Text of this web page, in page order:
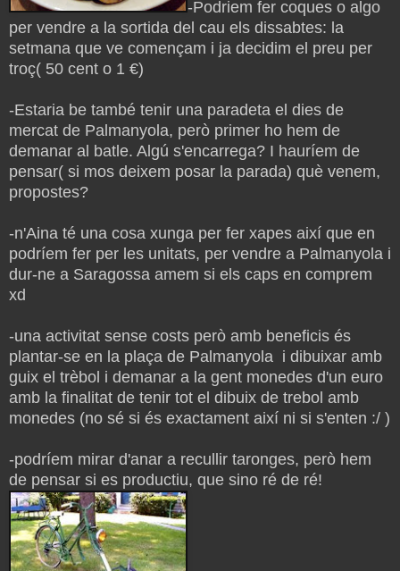
-Podriem fer coques o algo
per vendre a la sortida del cau els dissabtes: la
setmana que ve començam i ja decidim el preu per
troç( 50 cent o 1 €)
-Estaria be també tenir una paradeta el dies de
mercat de Palmanyola, però primer ho hem de
demanar al batle. Algú s'encarrega? I hauríem de
pensar( si mos deixem posar la parada) què venem,
propostes?
-n'Aina té una cosa xunga per fer xapes així que en
podríem fer per les unitats, per vendre a Palmanyola i
dur-ne a Saragossa amem si els caps en comprem
xd
-una activitat sense costs però amb beneficis és
plantar-se en la plaça de Palmanyola i dibuixar amb
guix el trèbol i demanar a la gent monedes d'un euro
amb la finalitat de tenir tot el dibuix de trebol amb
monedes (no sé si és exactament així ni si s'enten :/ )
-podríem mirar d'anar a recullir taronges, però hem
de pensar si es productiu, que sino ré de ré!